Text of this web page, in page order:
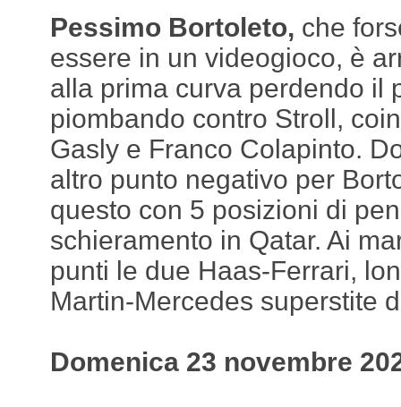
Pessimo Bortoleto, che
essere in un videogioco, è
alla prima curva perdendo il
piombando contro Stroll,
Gasly e Franco Colapinto.
altro punto negativo per
questo con 5 posizioni di
schieramento in Qatar. Ai
punti le due Haas-Ferrari,
Martin-Mercedes superstite
Domenica 23 novembre